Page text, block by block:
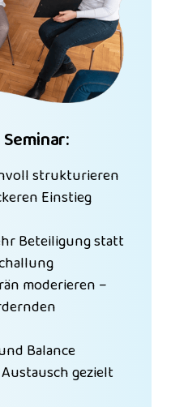
strukturieren
Einstieg
Beteiligung statt
moderieren –
Balance
gezielt